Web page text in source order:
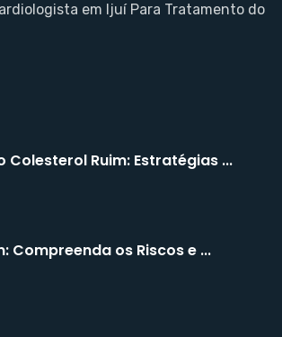
em Ijuí Para Tratamento do
Colesterol Ruim: Estratégias ...
Compreenda os Riscos e ...